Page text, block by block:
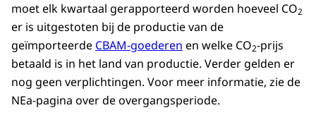
moet elk kwartaal gerapporteerd worden hoeveel CO2
er is uitgestoten bij de productie van de
geïmporteerde CBAM-goederen en welke CO2-prijs
betaald is in het land van productie. Verder gelden er
nog geen verplichtingen. Voor meer informatie, zie de
NEa-pagina over de overgangsperiode.